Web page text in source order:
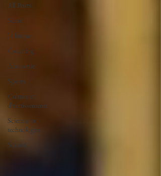
All Posts
Santé
Politique
Coaching
Economie
Sports
Culture et
divertissements
Sciences et
technologies
Société